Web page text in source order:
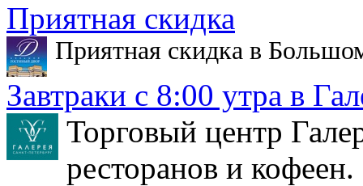
Приятная скидка
Приятная скидка в
Завтраки с 8:00 утра в
Торговый центр
ресторанов и кофеен.